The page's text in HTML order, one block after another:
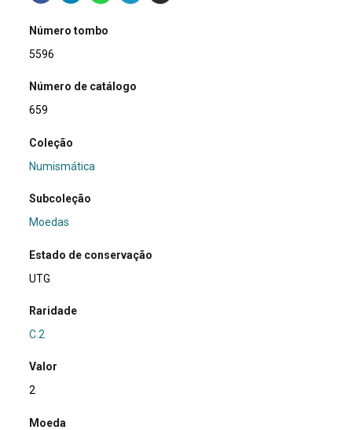
Número tombo
5596
Número de catálogo
659
Coleção
Numismática
Subcoleção
Moedas
Estado de conservação
UTG
Raridade
C.2
Valor
2
Moeda